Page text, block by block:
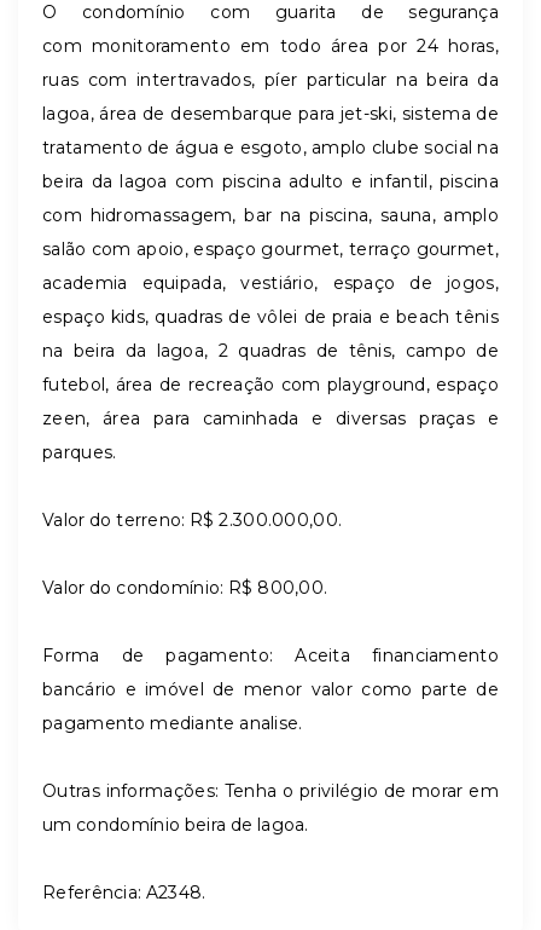
O condomínio com guarita de segurança
com monitoramento em todo área por 24 horas,
ruas com intertravados, píer particular na beira da
lagoa, área de desembarque para jet-ski, sistema de
tratamento de água e esgoto, amplo clube social na
beira da lagoa com piscina adulto e infantil, piscina
com hidromassagem, bar na piscina, sauna, amplo
salão com apoio, espaço gourmet, terraço gourmet,
academia equipada, vestiário, espaço de jogos,
espaço kids, quadras de vôlei de praia e beach tênis
na beira da lagoa, 2 quadras de tênis, campo de
futebol, área de recreação com playground, espaço
zeen, área para caminhada e diversas praças e
parques.
Valor do terreno: R$ 2.300.000,00.
Valor do condomínio: R$ 800,00.
Forma de pagamento: Aceita financiamento
bancário e imóvel de menor valor como parte de
pagamento mediante analise.
Outras informações: Tenha o privilégio de morar em
um condomínio beira de lagoa.
Referência: A2348.